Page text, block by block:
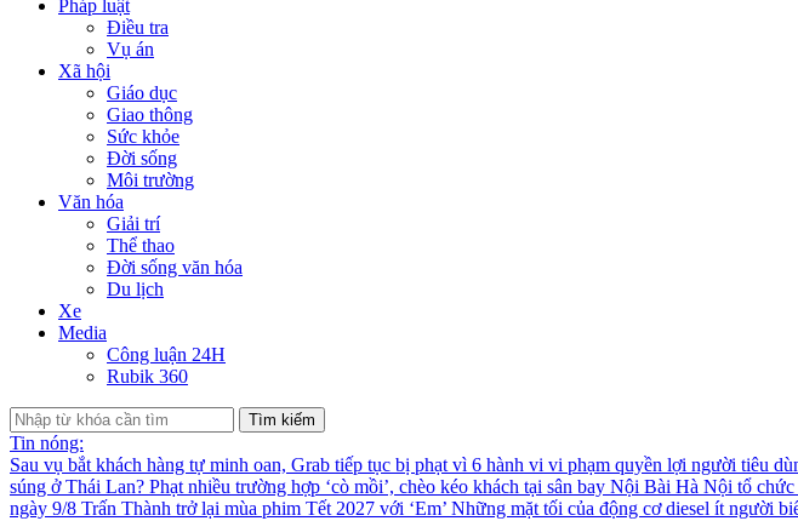
Pháp luật
Điều tra
Vụ án
Xã hội
Giáo dục
Giao thông
Sức khỏe
Đời sống
Môi trường
Văn hóa
Giải trí
Thể thao
Đời sống văn hóa
Du lịch
Xe
Media
Công luận 24H
Rubik 360
Tìm kiếm
Tin nóng:
Sau vụ bắt khách hàng tự minh oan, Grab tiếp tục bị phạt vì 6 hành vi vi phạm quyền lợi người tiêu
súng ở Thái Lan? Phạt nhiều trường hợp ‘cò mồi’, chèo kéo khách tại sân bay Nội Bài Hà Nội tổ chức
ngày 9/8 Trấn Thành trở lại mùa phim Tết 2027 với ‘Em’ Những mặt tối của động cơ diesel ít người